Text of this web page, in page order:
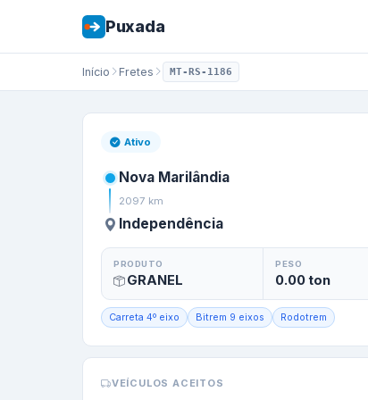
Puxada
Início Fretes MT-RS-1186
Frete de
Ativo
Nova Marilândia
2097 km
Independência
PRODUTO
GRANEL
PESO
0.00ton
Carreta 4º eixo Bitrem 9 eixos Rodotrem
VEÍCULOS ACEITOS